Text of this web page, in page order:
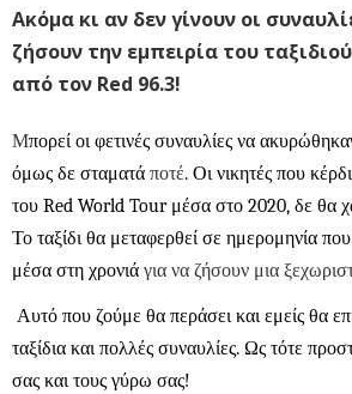
Ακόμα κι αν δεν γίνουν οι
ζήσουν την εμπειρία του
από τον Red 96.3!
Μπορεί οι φετινές συναυλίες να
όμως δε σταματά ποτέ. Οι νικητές που
του Red World Tour μέσα στο 2020, δε θα
Το ταξίδι θα μεταφερθεί σε ημερομηνία που
μέσα στη χρονιά για να ζήσουν μια
Αυτό που ζούμε θα περάσει και εμείς θα
ταξίδια και πολλές συναυλίες. Ως τότε
σας και τους γύρω σας!